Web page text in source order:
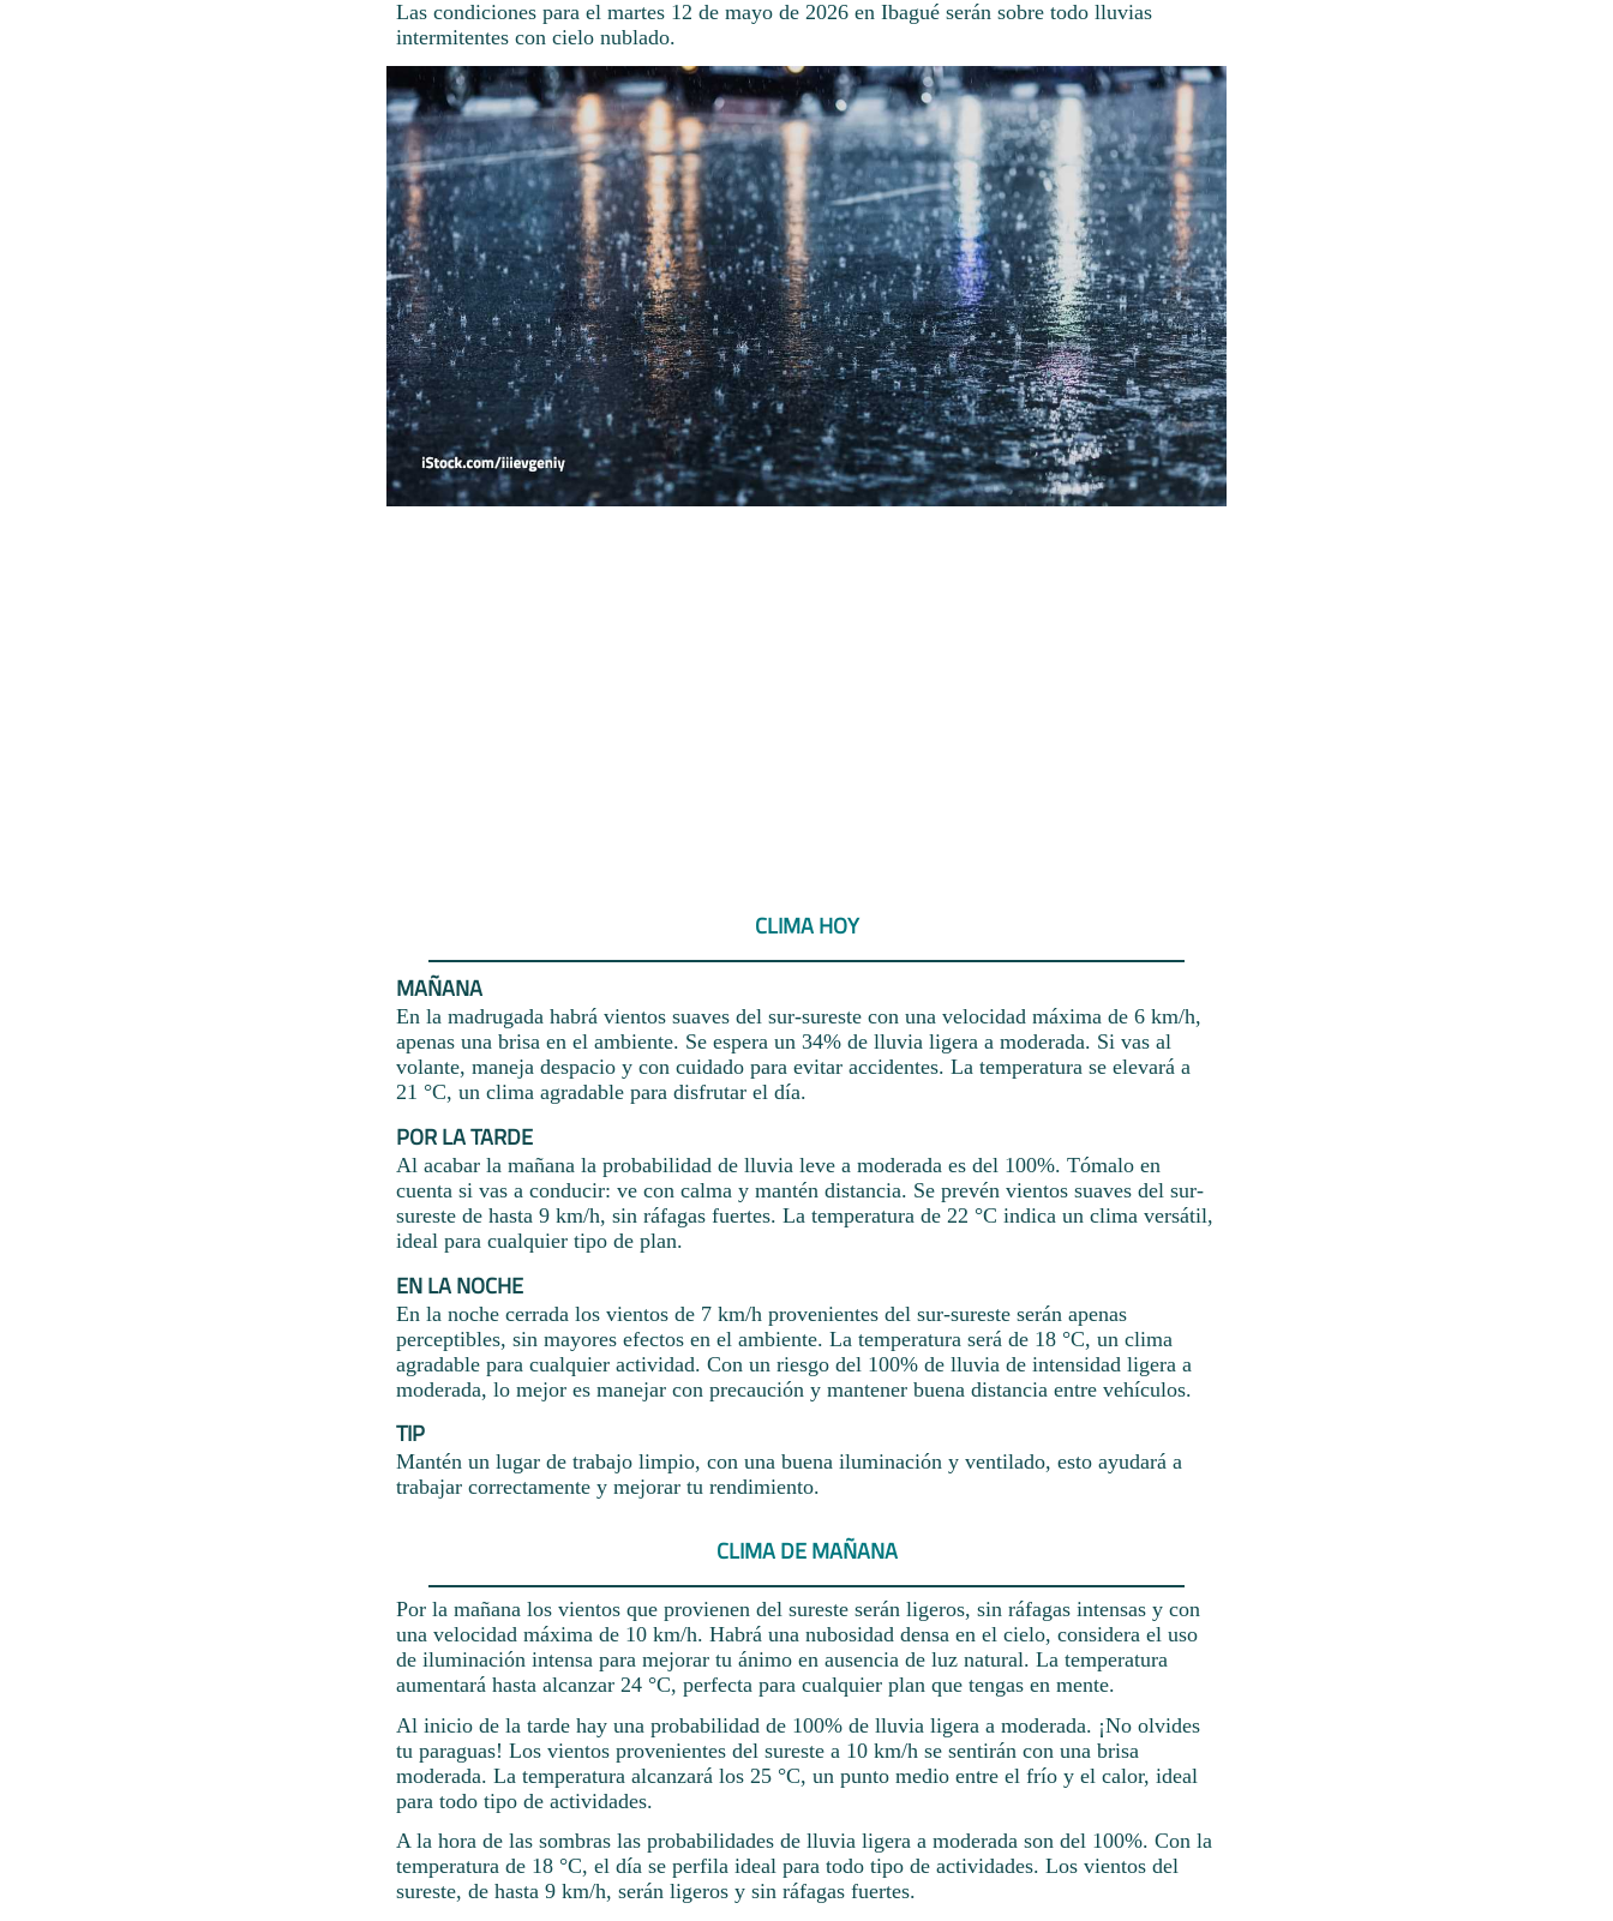
Las condiciones para el martes 12 de mayo de 2026 en Ibagué serán sobre todo lluvias
intermitentes con cielo nublado.
CLIMA HOY
MAÑANA
En la madrugada habrá vientos suaves del sur-sureste con una velocidad máxima de 6 km/h,
apenas una brisa en el ambiente. Se espera un 34% de lluvia ligera a moderada. Si vas al
volante, maneja despacio y con cuidado para evitar accidentes. La temperatura se elevará a
21 °C, un clima agradable para disfrutar el día.
POR LA TARDE
Al acabar la mañana la probabilidad de lluvia leve a moderada es del 100%. Tómalo en
cuenta si vas a conducir: ve con calma y mantén distancia. Se prevén vientos suaves del sur-
sureste de hasta 9 km/h, sin ráfagas fuertes. La temperatura de 22 °C indica un clima versátil,
ideal para cualquier tipo de plan.
EN LA NOCHE
En la noche cerrada los vientos de 7 km/h provenientes del sur-sureste serán apenas
perceptibles, sin mayores efectos en el ambiente. La temperatura será de 18 °C, un clima
agradable para cualquier actividad. Con un riesgo del 100% de lluvia de intensidad ligera a
moderada, lo mejor es manejar con precaución y mantener buena distancia entre vehículos.
TIP
Mantén un lugar de trabajo limpio, con una buena iluminación y ventilado, esto ayudará a
trabajar correctamente y mejorar tu rendimiento.
CLIMA DE MAÑANA
Por la mañana los vientos que provienen del sureste serán ligeros, sin ráfagas intensas y con
una velocidad máxima de 10 km/h. Habrá una nubosidad densa en el cielo, considera el uso
de iluminación intensa para mejorar tu ánimo en ausencia de luz natural. La temperatura
aumentará hasta alcanzar 24 °C, perfecta para cualquier plan que tengas en mente.
Al inicio de la tarde hay una probabilidad de 100% de lluvia ligera a moderada. ¡No olvides
tu paraguas! Los vientos provenientes del sureste a 10 km/h se sentirán con una brisa
moderada. La temperatura alcanzará los 25 °C, un punto medio entre el frío y el calor, ideal
para todo tipo de actividades.
A la hora de las sombras las probabilidades de lluvia ligera a moderada son del 100%. Con la
temperatura de 18 °C, el día se perfila ideal para todo tipo de actividades. Los vientos del
sureste, de hasta 9 km/h, serán ligeros y sin ráfagas fuertes.